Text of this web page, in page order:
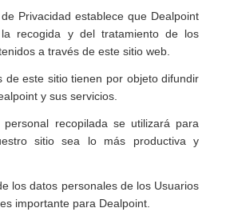
Privacidad establece que Dealpoint
recogida y del tratamiento de los
a través de este sitio web.
de este sitio tienen por objeto difundir
y sus servicios.
personal recopilada se utilizará para
sitio sea lo más productiva y
los datos personales de los Usuarios
importante para Dealpoint.